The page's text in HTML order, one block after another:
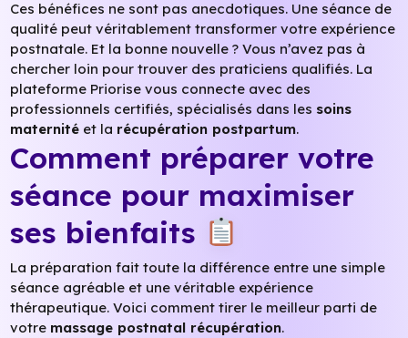
Ces bénéfices ne sont pas anecdotiques. Une séance de
qualité peut véritablement transformer votre expérience
postnatale. Et la bonne nouvelle ? Vous n’avez pas à
chercher loin pour trouver des praticiens qualifiés. La
plateforme Priorise vous connecte avec des
professionnels certifiés, spécialisés dans les soins
maternité et la récupération postpartum.
Comment préparer votre
séance pour maximiser
ses bienfaits
La préparation fait toute la différence entre une simple
séance agréable et une véritable expérience
thérapeutique. Voici comment tirer le meilleur parti de
votre massage postnatal récupération.